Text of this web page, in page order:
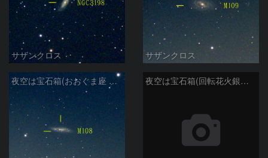
サザンクロス サザンクロス
夜空は宝石箱(おおぐま座 M108) Seestar50 夜空は宝石箱(回転花火銀河 M101) Seestar50